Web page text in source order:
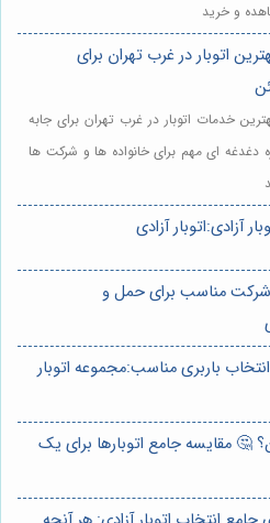
و خرید
اتوبار در غرب تهران برای
خدمات اتوبار در غرب تهران برای جابه
ای مهم برای خانواده ها و شرکت ها
آزادی:اتوبار آزادی
شرکت مناسب برای حمل و
باربری مناسب:مجموعه اتوبار
🤔 مقایسه جامع اتوبارها برای یک